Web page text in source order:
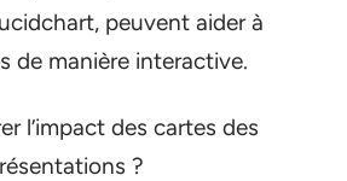
peuvent aider à
de manière interactive.
l’impact des cartes des
?